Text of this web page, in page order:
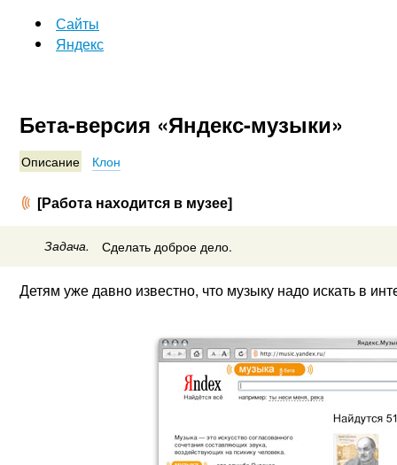
Сайты
Яндекс
Бета-версия «Яндекс-музыки»
Описание Клон
[Работа находится в музее]
Задача. Сделать доброе дело.
Детям уже давно известно, что музыку надо искать в